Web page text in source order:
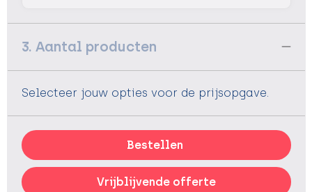
3. Aantal producten
Selecteer jouw opties voor de prijsopgave.
Bestellen
Vrijblijvende offerte